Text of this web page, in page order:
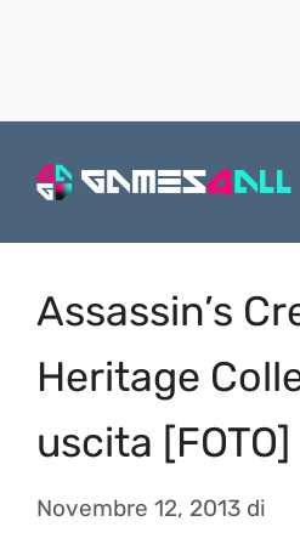
Assassin’s
Heritage
uscita [FOTO]
Novembre 12, 2013 di